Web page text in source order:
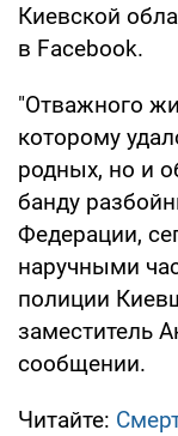
Киевской
в Facebook.
"Отважного
которому
родных, но и
банду
Федерации,
наручными
полиции
заместитель
сообщении.
Читайте: